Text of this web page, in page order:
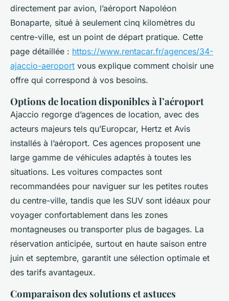
directement par avion, l’aéroport Napoléon
Bonaparte, situé à seulement cinq kilomètres du
centre-ville, est un point de départ pratique. Cette
page détaillée : https://www.rentacar.fr/agences/34-
ajaccio-aeroport vous explique comment choisir une
offre qui correspond à vos besoins.
Options de location disponibles à l’aéroport
Ajaccio regorge d’agences de location, avec des
acteurs majeurs tels qu’Europcar, Hertz et Avis
installés à l’aéroport. Ces agences proposent une
large gamme de véhicules adaptés à toutes les
situations. Les voitures compactes sont
recommandées pour naviguer sur les petites routes
du centre-ville, tandis que les SUV sont idéaux pour
voyager confortablement dans les zones
montagneuses ou transporter plus de bagages. La
réservation anticipée, surtout en haute saison entre
juin et septembre, garantit une sélection optimale et
des tarifs avantageux.
Comparaison des solutions et astuces